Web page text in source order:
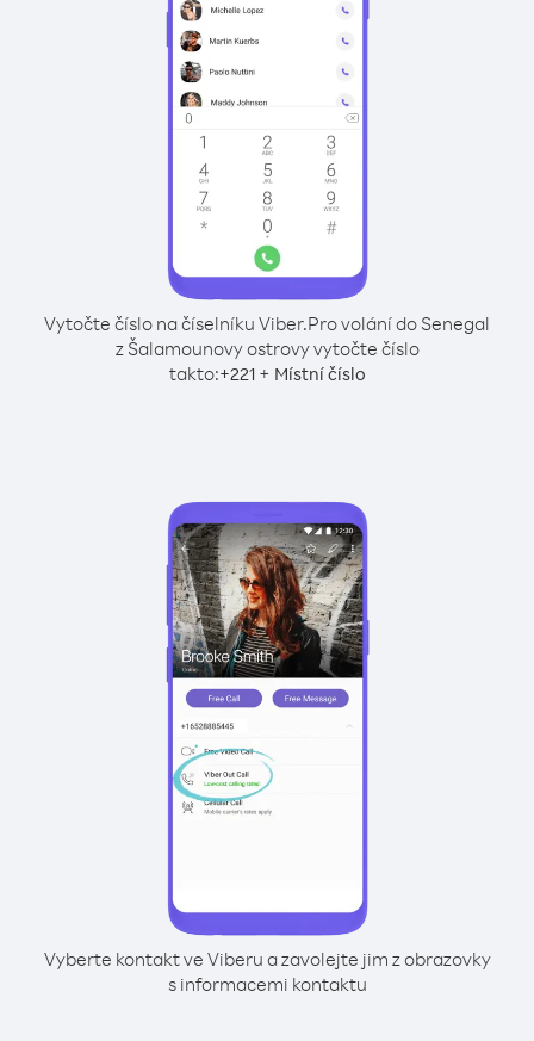
Vytočte číslo na číselníku Viber.Pro volání do Senegal
z Šalamounovy ostrovy vytočte číslo
takto:+221+ Místní číslo
Vyberte kontakt ve Viberu a zavolejte jim z obrazovky
s informacemi kontaktu